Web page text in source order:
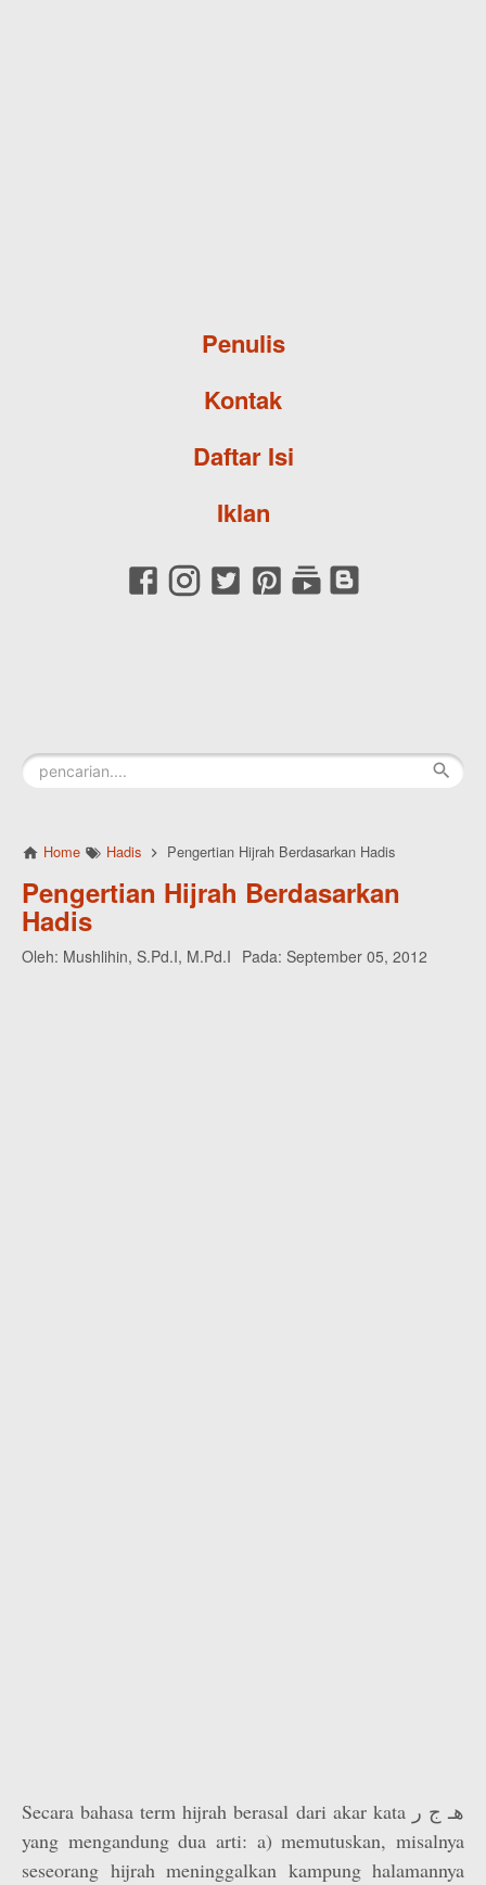
Penulis
Kontak
Daftar Isi
Iklan
Home Hadis Pengertian Hijrah Berdasarkan Hadis
Pengertian Hijrah Berdasarkan
Hadis
Oleh: Mushlihin, S.Pd.I, M.Pd.I Pada: September 05, 2012
Secara bahasa term hijrah berasal dari akar kata هـ ج ر
yang mengandung dua arti: a) memutuskan, misalnya
seseorang hijrah meninggalkan kampung halamannya